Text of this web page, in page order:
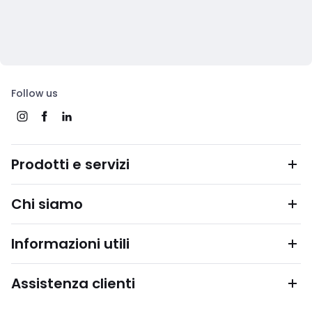
Follow us
Prodotti e servizi
Chi siamo
Informazioni utili
Assistenza clienti